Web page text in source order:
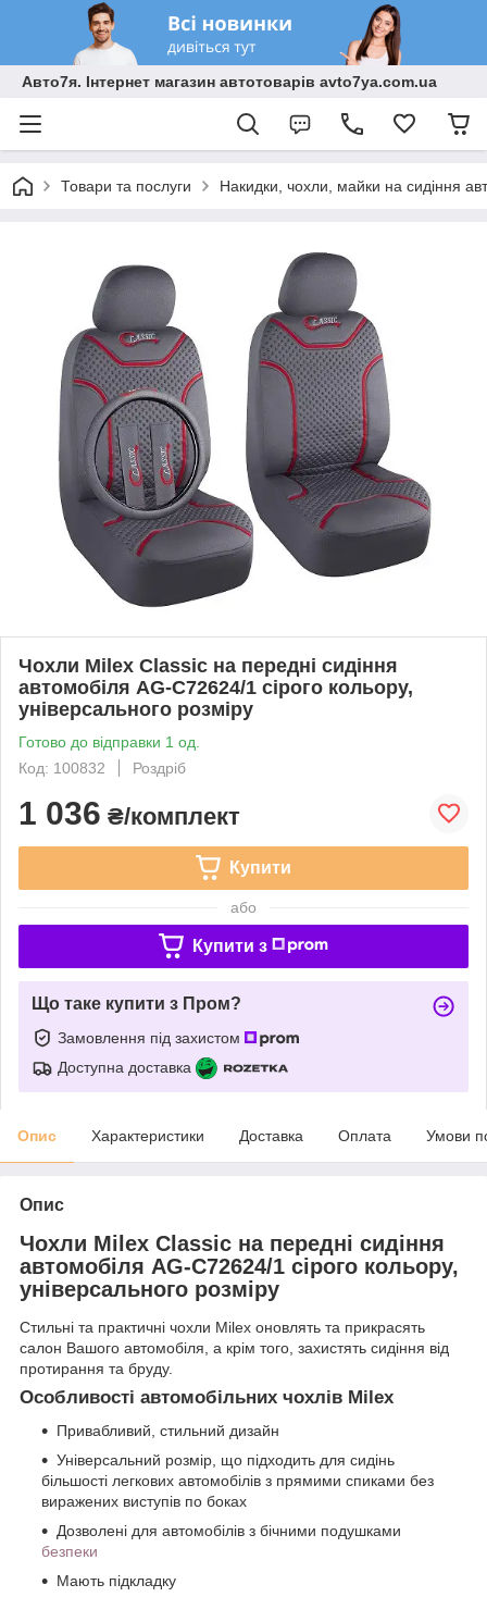
Авто7я. Інтернет магазин автотоварів avto7ya.com.ua
Товари та послуги Накидки, чохли, майки на сидіння
Чохли Milex Classic на передні сидіння
автомобіля AG-C72624/1 сірого кольору,
універсального розміру
Готово до відправки 1 од.
Код: 100832
Роздріб
1 036 ₴/комплект
Купити
або
Купити з
Що таке купити з Пром?
Замовлення під захистом
Доступна доставка
Опис Характеристики Доставка Оплата Умови
Опис
Чохли Milex Classic на передні сидіння
автомобіля AG-C72624/1 сірого кольору,
універсального розміру
Стильні та практичні чохли Milex оновлять та прикрасять
салон Вашого автомобіля, а крім того, захистять сидіння від
протирання та бруду.
Особливості автомобільних чохлів Milex
Привабливий, стильний дизайн
Універсальний розмір, що підходить для сидінь
більшості легкових автомобілів з прямими спиками без
виражених виступів по боках
Дозволені для автомобілів з бічними подушками
безпеки
Мають підкладку